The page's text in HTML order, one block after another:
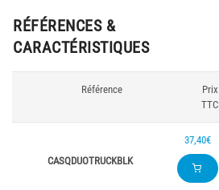
RÉFÉRENCES &
CARACTÉRISTIQUES
Référence
Prix
TTC
CASQDUOTRUCKBLK
37,40€